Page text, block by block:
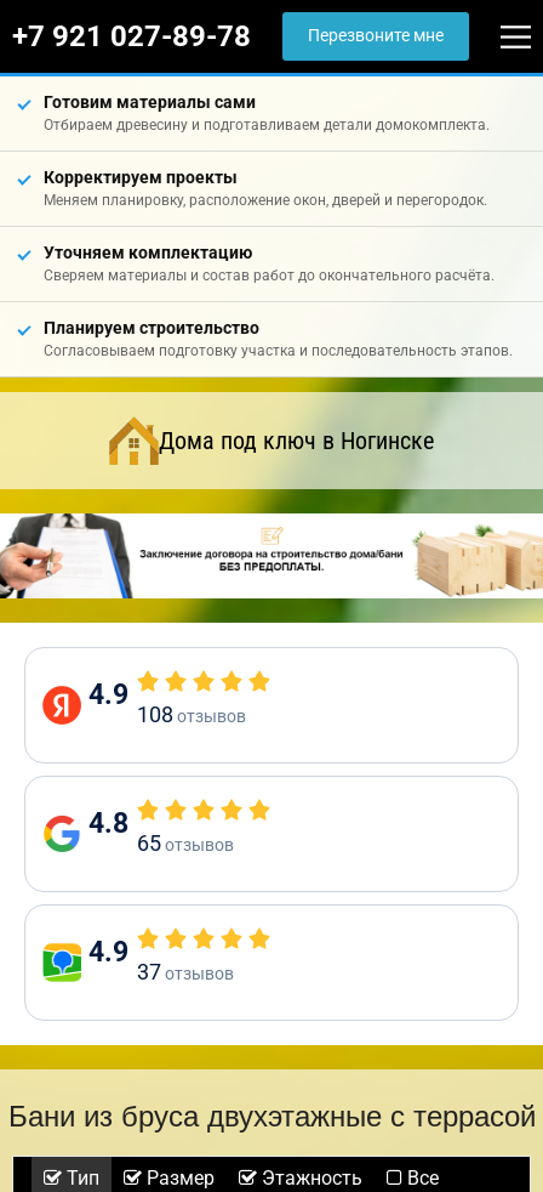
+7 921 027-89-78 Перезвоните мне
Готовим материалы сами
Отбираем древесину и подготавливаем детали домокомплекта.
Корректируем проекты
Меняем планировку, расположение окон, дверей и перегородок.
Уточняем комплектацию
Сверяем материалы и состав работ до окончательного расчёта.
Планируем строительство
Согласовываем подготовку участка и последовательность этапов.
Дома под ключ в Ногинске
4.9
108 отзывов
4.8
65отзывов
4.9
37отзывов
Бани из бруса двухэтажные с террасой
Тип Размер Этажность Все